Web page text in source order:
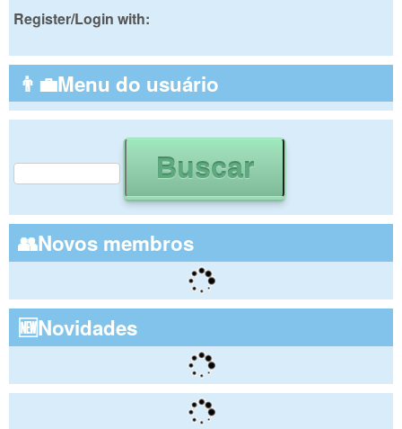
Register/Login with:
👨‍💼Menu do usuário
Formulário de busca
👥Novos membros
🆕Novidades